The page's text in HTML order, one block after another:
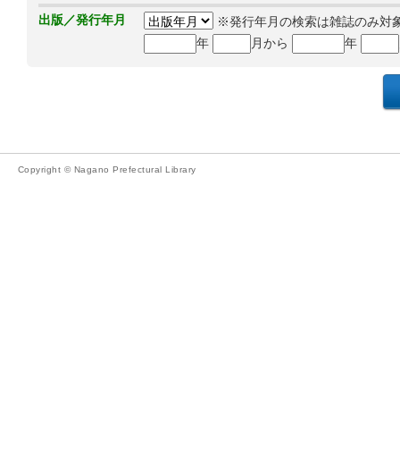
出版／発行年月
※発行年月の検索は雑誌のみ対
年
月から 年
Copyright © Nagano Prefectural Library